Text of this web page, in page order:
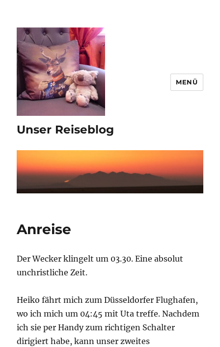
Unser Reiseblog
MENÜ
Anreise
Der Wecker klingelt um 03.30. Eine absolut
unchristliche Zeit.
Heiko fährt mich zum Düsseldorfer Flughafen,
wo ich mich um 04:45 mit Uta treffe. Nachdem
ich sie per Handy zum richtigen Schalter
dirigiert habe, kann unser zweites